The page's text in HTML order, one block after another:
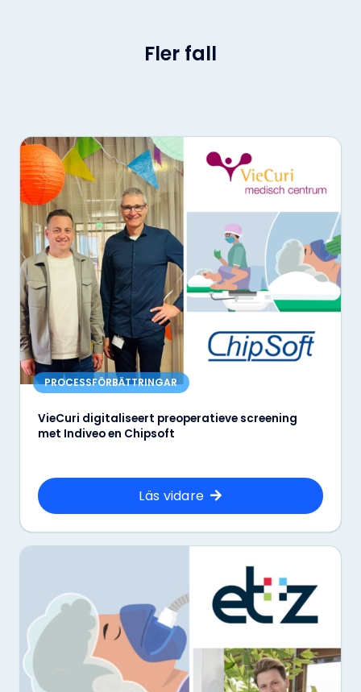
Fler fall
PROCESSFÖRBÄTTRINGAR
VieCuri digitaliseert preoperatieve screening
met Indiveo en Chipsoft
Läs vidare